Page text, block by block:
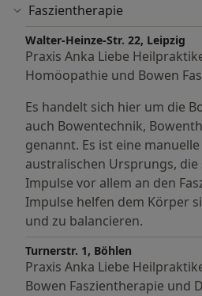
Faszientherapie
Walter-Heinze-Str. 22, Leipzig
Praxis Anka Liebe
Homöopathie und Bowen
Es handelt sich hier um die
auch Bowentechnik,
genannt. Es ist eine
australischen Ursprungs,
Impulse vor allem an den
Impulse helfen dem Körper
und zu balancieren.
Turnerstr. 1, Böhlen
Praxis Anka Liebe
Bowen Faszientherapie und